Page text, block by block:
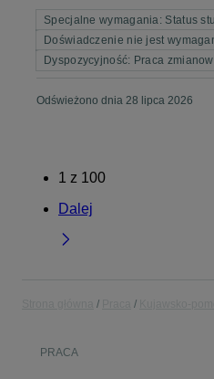
Specjalne wymagania: Status
Doświadczenie nie jest
Dyspozycyjność: Praca
Odświeżono dnia 28 lipca 2026
1 z 100
Dalej
PRACA